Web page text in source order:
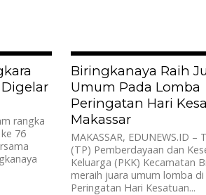
rangka
76
Biringkanaya Raih
Umum Pada Lomba
Peringatan Hari
Makassar
MAKASSAR, EDUNEWS.ID –
(TP) Pemberdayaan dan
Keluarga (PKK) Kecamatan
meraih juara umum lomba
Peringatan Hari Kesatuan...